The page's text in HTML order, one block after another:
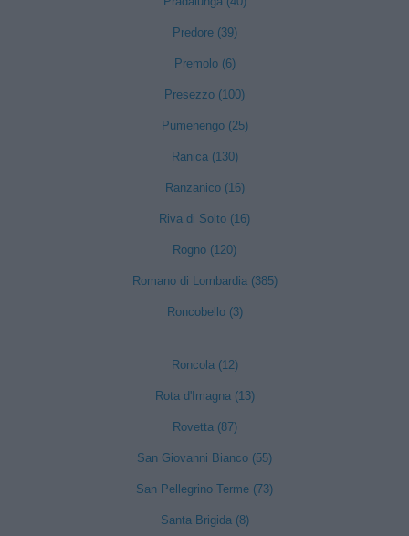
Predore (39)
Premolo (6)
Presezzo (100)
Pumenengo (25)
Ranica (130)
Ranzanico (16)
Riva di Solto (16)
Rogno (120)
Romano di Lombardia (385)
Roncobello (3)
Roncola (12)
Rota d'Imagna (13)
Rovetta (87)
San Giovanni Bianco (55)
San Pellegrino Terme (73)
Santa Brigida (8)